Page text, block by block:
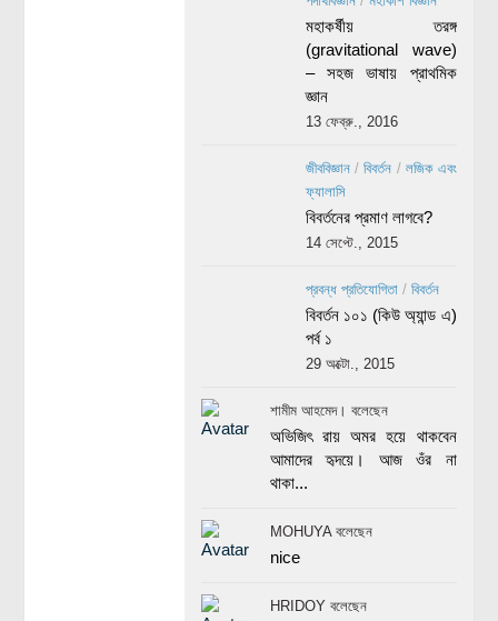
মহাকর্ষীয় তরঙ্গ
(gravitational wave)
– সহজ ভাষায় প্রাথমিক
জ্ঞান
13 ফেব্রু., 2016
জীববিজ্ঞান/বিবর্তন /লজিক এবং
ফ্যালাসি
বিবর্তনের প্রমাণ লাগবে?
14 সেপ্টে., 2015
প্রবন্ধ প্রতিযোগিতা/ বিবর্তন
বিবর্তন ১০১ (কিউ অ্যান্ড এ)
পর্ব ১
29 অক্টো., 2015
শামীম আহমেদ। বলেছেন
অভিজিৎ রায় অমর হয়ে থাকবেন
আমাদের হৃদয়ে। আজ ওঁর না
থাকা...
MOHUYA বলেছেন
nice
HRIDOY বলেছেন